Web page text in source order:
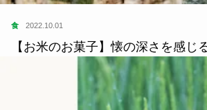
食 2022.10.01
【お米のお菓子】懐の深さを感じ